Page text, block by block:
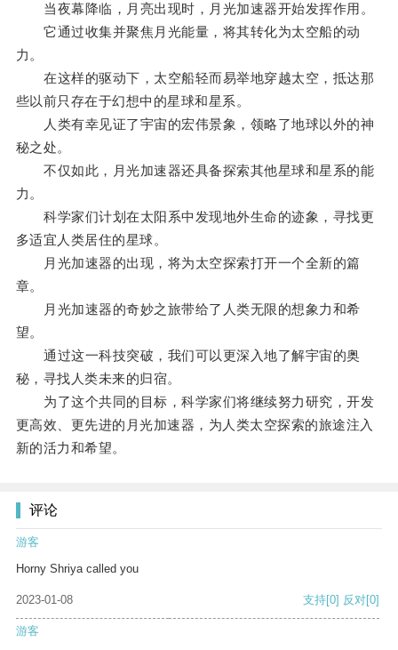
当夜幕降临，月亮出现时，月光加速器开始发挥作用。
它通过收集并聚焦月光能量，将其转化为太空船的动
力。
在这样的驱动下，太空船轻而易举地穿越太空，抵达那
些以前只存在于幻想中的星球和星系。
人类有幸见证了宇宙的宏伟景象，领略了地球以外的神
秘之处。
不仅如此，月光加速器还具备探索其他星球和星系的能
力。
科学家们计划在太阳系中发现地外生命的迹象，寻找更
多适宜人类居住的星球。
月光加速器的出现，将为太空探索打开一个全新的篇
章。
月光加速器的奇妙之旅带给了人类无限的想象力和希
望。
通过这一科技突破，我们可以更深入地了解宇宙的奥
秘，寻找人类未来的归宿。
为了这个共同的目标，科学家们将继续努力研究，开发
更高效、更先进的月光加速器，为人类太空探索的旅途注入
新的活力和希望。
评论
游客
Horny Shriya called you
2023-01-08 支持[0] 反对[0]
游客